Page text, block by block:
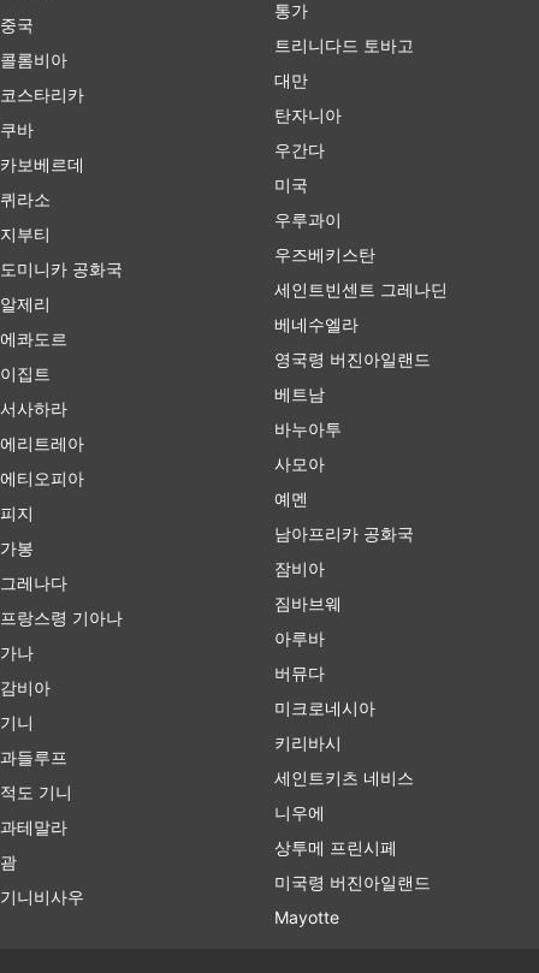
중국
콜롬비아
코스타리카
쿠바
카보베르데
퀴라소
지부티
도미니카 공화국
알제리
에콰도르
이집트
서사하라
에리트레아
에티오피아
피지
가봉
그레나다
프랑스령 기아나
가나
감비아
기니
과들루프
적도 기니
과테말라
괌
기니비사우
통가
트리니다드 토바고
대만
탄자니아
우간다
미국
우루과이
우즈베키스탄
세인트빈센트 그레나딘
베네수엘라
영국령 버진아일랜드
베트남
바누아투
사모아
예멘
남아프리카 공화국
잠비아
짐바브웨
아루바
버뮤다
미크로네시아
키리바시
세인트키츠 네비스
니우에
상투메 프린시페
미국령 버진아일랜드
Mayotte